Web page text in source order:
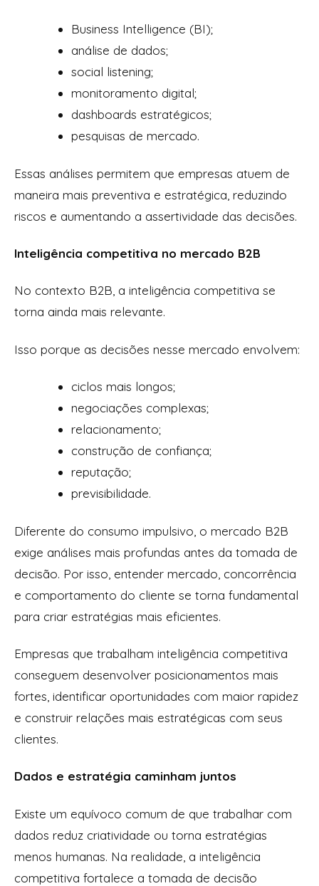
Business Intelligence (BI);
análise de dados;
social listening;
monitoramento digital;
dashboards estratégicos;
pesquisas de mercado.
Essas análises permitem que empresas atuem de
maneira mais preventiva e estratégica, reduzindo
riscos e aumentando a assertividade das decisões.
Inteligência competitiva no mercado B2B
No contexto B2B, a inteligência competitiva se
torna ainda mais relevante.
Isso porque as decisões nesse mercado envolvem:
ciclos mais longos;
negociações complexas;
relacionamento;
construção de confiança;
reputação;
previsibilidade.
Diferente do consumo impulsivo, o mercado B2B
exige análises mais profundas antes da tomada de
decisão. Por isso, entender mercado, concorrência
e comportamento do cliente se torna fundamental
para criar estratégias mais eficientes.
Empresas que trabalham inteligência competitiva
conseguem desenvolver posicionamentos mais
fortes, identificar oportunidades com maior rapidez
e construir relações mais estratégicas com seus
clientes.
Dados e estratégia caminham juntos
Existe um equívoco comum de que trabalhar com
dados reduz criatividade ou torna estratégias
menos humanas. Na realidade, a inteligência
competitiva fortalece a tomada de decisão